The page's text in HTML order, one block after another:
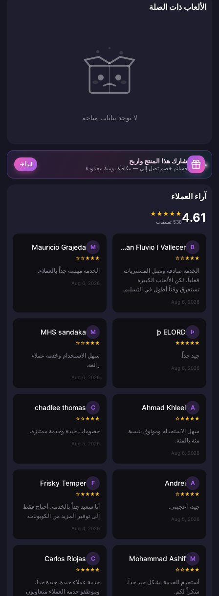
الألعاب ذات الصلة
لا توجد بيانات متاحة
شارك هذا المنتج واربح
قسائم خصم تصل إلى — مكافأة يومية محدودة
ابدأ
آراء العملاء
4.61
★
★
★
★
★
538 تقييمات
B
Bryan Fluvio I Vallecer
★
★
★
☆
☆
الخدمة صادقة وتصل المشتريات
فعلياً، لكن الألعاب الكبيرة
تستغرق وقتاً أطول في التسليم.
Aug 6, 2026
M
Mauricio Grajeda
★
★
★
☆
☆
الخدمة مهتمة جداً بالعملاء.
Aug 6, 2026
Þ
þ ELORD
★
★
★
★
★
جيد جداً.
Aug 6, 2026
M
MHS sandaka
★
★
★
☆
☆
سهل الاستخدام وخدمة عملاء
رائعة.
Aug 6, 2026
A
Ahmad Khleel
★
★
★
★
☆
سهل الاستخدام وموثوق بنسبة
مئة بالمئة.
Aug 6, 2026
C
chadlee thomas
★
★
★
☆
☆
خصومات جيدة وخدمة ممتازة.
Aug 5, 2026
A
Andrei
★
★
★
★
☆
جيد، أعجبني.
Aug 5, 2026
F
Frisky Temper
★
★
★
★
☆
أنا سعيد جداً بالخدمة، أحتاج فقط
إلى توفير المزيد من الكوبونات.
Aug 4, 2026
M
Mohammad Ashif
★
★
★
☆
☆
أستخدم الخدمة بشكل جيد جداً،
شكراً لكم.
C
Carlos Riojas
★
★
★
★
☆
خدمة عملاء جيدة. جيدة جداً،
وموظفو خدمة العملاء متعاونون